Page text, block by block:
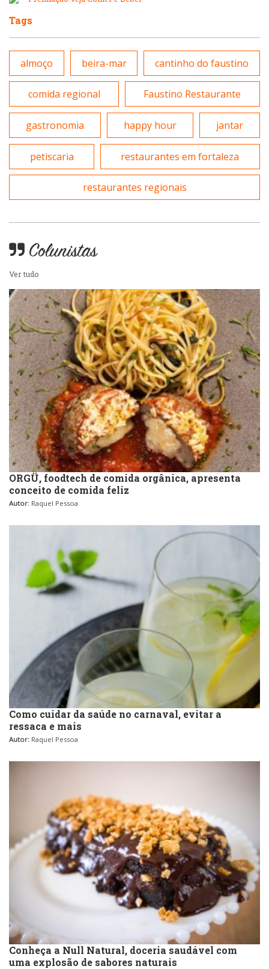
Padarias e Confeitarias
Peixes e Frutos do Mar
Pizzarias
Portuguesa
Self-service
Sobremesas e sorvetes
Portuguesa
Sobremesas e sorvetes
Variados
Tags
almoço beira-mar cantinho do faustino
comida regional Faustino Restaurante
gastronomia happy hour jantar
petiscaria restaurantes em fortaleza
restaurantes regionais
Colunistas
Ver tudo
ORGÜ, foodtech de comida orgânica, apresenta
conceito de comida feliz
Autor: Raquel Pessoa
Como cuidar da saúde no carnaval, evitar a
ressaca e mais
Autor: Raquel Pessoa
Conheça a Null Natural, doceria saudável com
uma explosão de sabores naturais